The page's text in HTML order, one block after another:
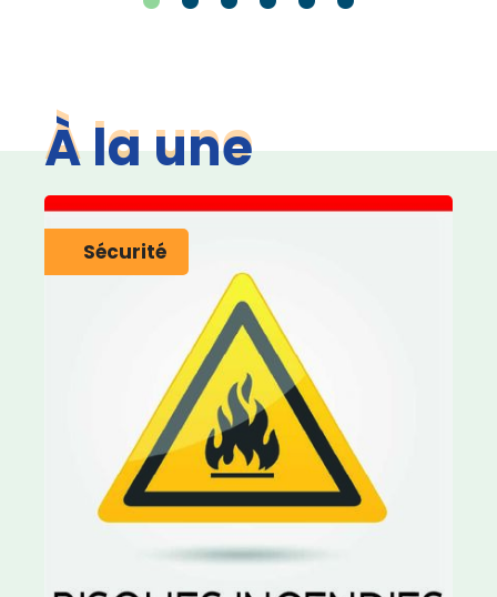
À la une
Sécurité